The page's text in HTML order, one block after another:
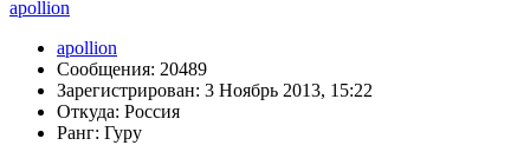
apollion
apollion
Сообщения: 20489
Зарегистрирован: 3 Ноябрь 2013, 15:22
Откуда: Россия
Ранг: Гуру